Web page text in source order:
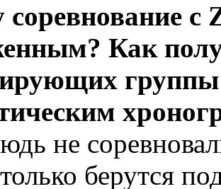
Как
группы
не
берутся